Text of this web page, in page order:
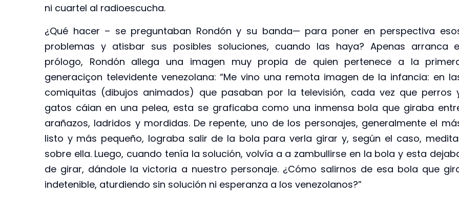
ni cuartel al radioescucha.
¿Qué hacer – se preguntaban Rondón y su banda— para poner en perspectiva
problemas y atisbar sus posibles soluciones, cuando las haya? Apenas arranca
prólogo, Rondón allega una imagen muy propia de quien pertenece a la
generaciçon televidente venezolana: “Me vino una remota imagen de la infancia: en
comiquitas (dibujos animados) que pasaban por la televisión, cada vez que perros
gatos cáian en una pelea, esta se graficaba como una inmensa bola que giraba
arañazos, ladridos y mordidas. De repente, uno de los personajes, generalmente el
listo y más pequeño, lograba salir de la bola para verla girar y, según el caso,
sobre ella. Luego, cuando tenía la solución, volvía a a zambullirse en la bola y esta
de girar, dándole la victoria a nuestro personaje. ¿Cómo salirnos de esa bola que
indetenible, aturdiendo sin solución ni esperanza a los venezolanos?”